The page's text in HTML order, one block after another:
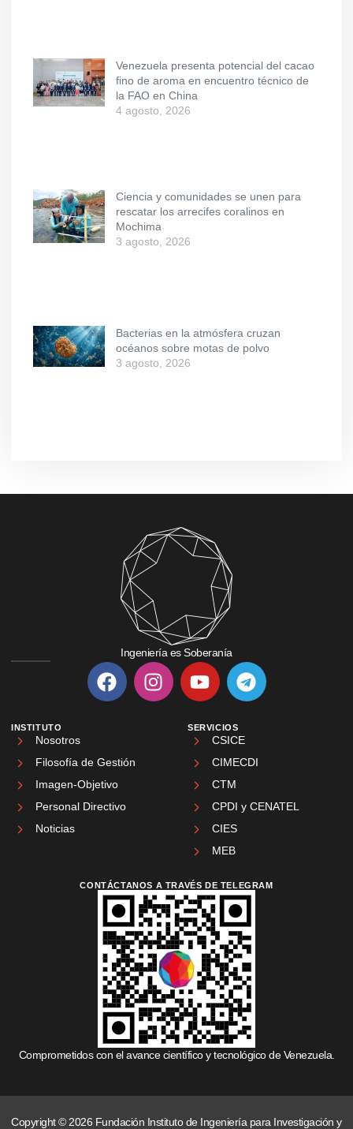
Venezuela presenta potencial del cacao
fino de aroma en encuentro técnico de
la FAO en China
4 agosto, 2026
Ciencia y comunidades se unen para
rescatar los arrecifes coralinos en
Mochima
3 agosto, 2026
Bacterias en la atmósfera cruzan
océanos sobre motas de polvo
3 agosto, 2026
Ingeniería es Soberanía
INSTITUTO
Nosotros
Filosofía de Gestión
Imagen-Objetivo
Personal Directivo
Noticias
SERVICIOS
CSICE
CIMECDI
CTM
CPDI y CENATEL
CIES
MEB
CONTÁCTANOS A TRAVÉS DE TELEGRAM
Comprometidos con el avance científico y tecnológico de Venezuela.
Copyright © 2026 Fundación Instituto de Ingeniería para Investigación y